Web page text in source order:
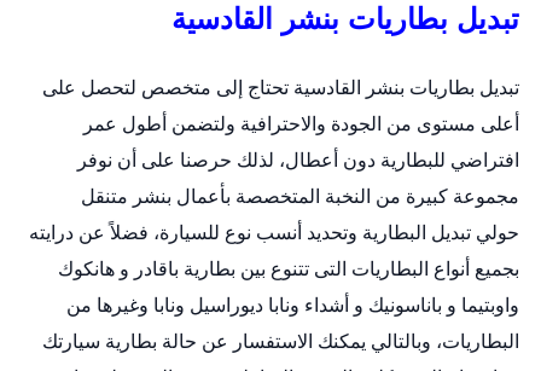
تبديل بطاريات بنشر القادسية
تبديل بطاريات بنشر القادسية تحتاج إلى متخصص لتحصل على
أعلى مستوى من الجودة والاحترافية ولتضمن أطول عمر
افتراضي للبطارية دون أعطال، لذلك حرصنا على أن نوفر
مجموعة كبيرة من النخبة المتخصصة بأعمال بنشر متنقل
حولي تبديل البطارية وتحديد أنسب نوع للسيارة، فضلاً عن درايته
بجميع أنواع البطاريات التى تتنوع بين بطارية باقادر و هانكوك
واوبتيما و باناسونيك و أشداء ونابا ديوراسيل ونابا وغيرها من
البطاريات، وبالتالي يمكنك الاستفسار عن حالة بطارية سيارتك